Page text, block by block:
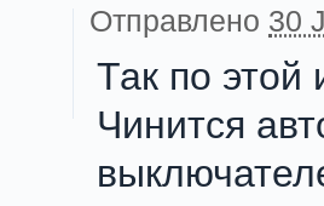
Отправлено 30
Так по этой
Чинится